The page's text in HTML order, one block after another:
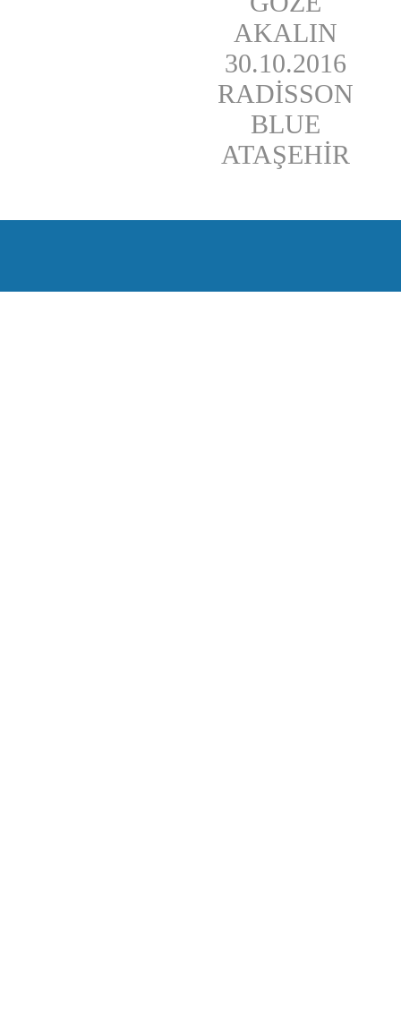
AKALIN
30.10.2016
RADİSSON
BLUE
ATAŞEHİR